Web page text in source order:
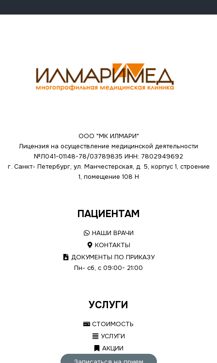
ООО "МК ИЛМАРИ"
Лицензия на осуществление медицинской деятельности
№Л041-01148-78/03789835 ИНН: 7802949692
г. Санкт- Петербург, ул. Манчестерская, д. 5, корпус 1, строение
1, помещение 108 Н
ПАЦИЕНТАМ
НАШИ ВРАЧИ
КОНТАКТЫ
ДОКУМЕНТЫ ПО ПРИКАЗУ
Пн- сб, с 09:00- 21:00
УСЛУГИ
СТОИМОСТЬ
УСЛУГИ
АКЦИИ